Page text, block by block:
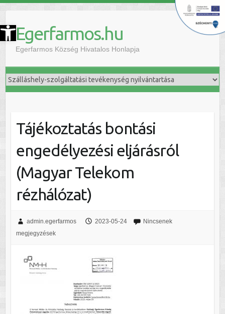
Eszköztár megnyitása Egerfarmos.hu
Egerfarmos Község Hivatalos Honlapja
Tájékoztatás bontási
engedélyezési eljárásról
(Magyar Telekom
rézhálózat)
admin.egerfarmos 2023-05-24
Nincsenek
megjegyzések